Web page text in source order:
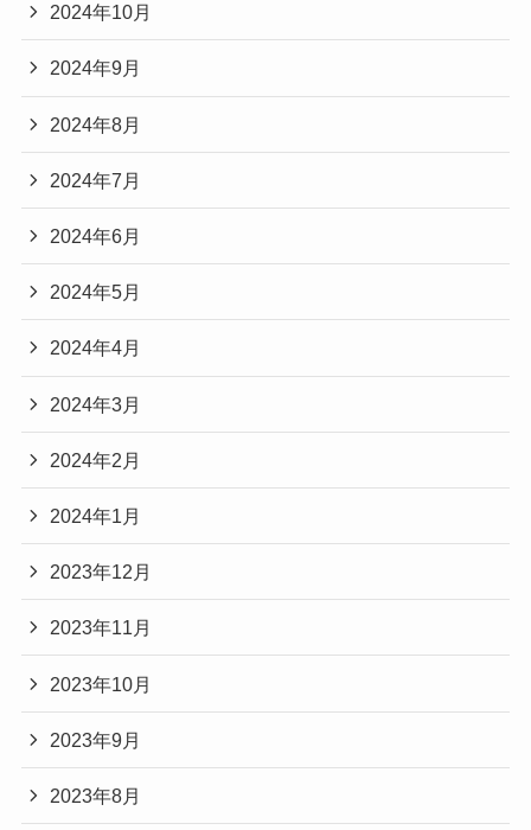
2024年10月
2024年9月
2024年8月
2024年7月
2024年6月
2024年5月
2024年4月
2024年3月
2024年2月
2024年1月
2023年12月
2023年11月
2023年10月
2023年9月
2023年8月